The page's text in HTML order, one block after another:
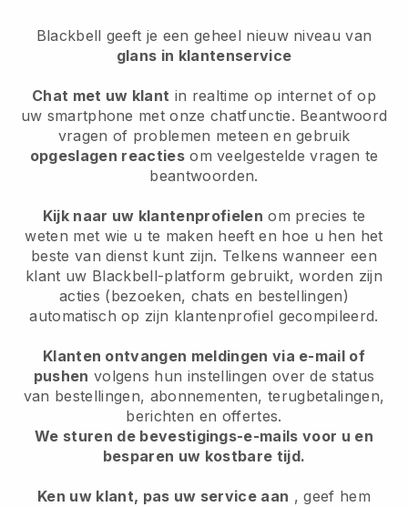
Blackbell geeft je een geheel nieuw niveau van
glans in klantenservice
Chat met uw klant in realtime op internet of op
uw smartphone met onze chatfunctie. Beantwoord
vragen of problemen meteen en gebruik
opgeslagen reactiesom veelgestelde vragen te
beantwoorden.
Kijk naar uw klantenprofielen om precies te
weten met wie u te maken heeft en hoe u hen het
beste van dienst kunt zijn. Telkens wanneer een
klant uw Blackbell-platform gebruikt, worden zijn
acties (bezoeken, chats en bestellingen)
automatisch op zijn klantenprofiel gecompileerd.
Klanten ontvangen meldingen via e-mail of
pushen volgens hun instellingen over de status
van bestellingen, abonnementen, terugbetalingen,
berichten en offertes.
We sturen de bevestigings-e-mails voor u en
besparen uw kostbare tijd.
Ken uw klant, pas uw service aan , geef hem